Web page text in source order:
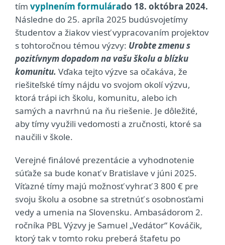
tím vyplnením formulárado 18. októbra 2024.
Následne do 25. apríla 2025 budúsvojetímy
študentov a žiakov viesť vypracovaním projektov
s tohtoročnou témou výzvy: Urobte zmenu s
pozitívnym dopadom na vašu školu a blízku
komunitu. Vďaka tejto výzve sa očakáva, že
riešiteľské tímy nájdu vo svojom okolí výzvu,
ktorá trápi ich školu, komunitu, alebo ich
samých a navrhnú na ňu riešenie. Je dôležité,
aby tímy využili vedomosti a zručnosti, ktoré sa
naučili v škole.
Verejné finálové prezentácie a vyhodnotenie
súťaže sa bude konať v Bratislave v júni 2025.
Víťazné tímy majú možnosť vyhrať 3 800 € pre
svoju školu a osobne sa stretnúť s osobnosťami
vedy a umenia na Slovensku. Ambasádorom 2.
ročníka PBL Výzvy je Samuel „Vedátor“ Kováčik,
ktorý tak v tomto roku preberá štafetu po